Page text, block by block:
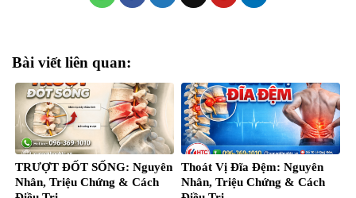
Bài viết liên quan:
TRƯỢT ĐỐT SỐNG: Nguyên
Nhân, Triệu Chứng & Cách
Thoát Vị Đĩa Đệm: Nguyên
Nhân, Triệu Chứng & Cách